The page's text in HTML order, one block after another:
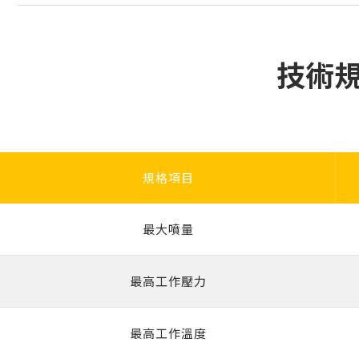
技術
規格項目
最大噴量
最高工作壓力
最高工作溫度